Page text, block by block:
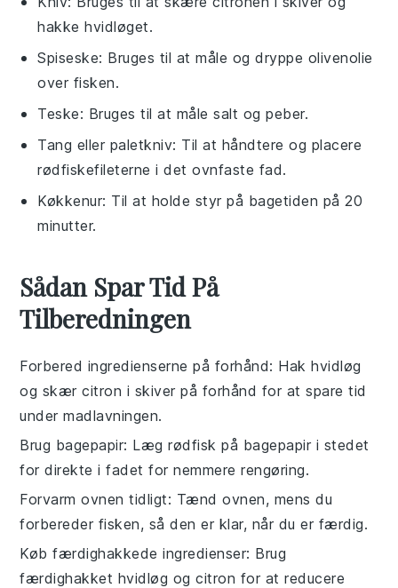
hakke hvidløget.
Spiseske: Bruges til at måle og dryppe olivenolie
over fisken.
Teske: Bruges til at måle salt og peber.
Tang eller paletkniv: Til at håndtere og placere
rødfiskefileterne i det ovnfaste fad.
Køkkenur: Til at holde styr på bagetiden på 20
minutter.
Sådan Spar Tid På
Tilberedningen
Forbered ingredienserne på forhånd: Hakhvidløg
og skærcitron i skiver på forhånd for at spare tid
under madlavningen.
Brug bagepapir: Lægrødfisk på bagepapir i stedet
for direkte i fadet for nemmere rengøring.
Forvarm ovnen tidligt: Tænd ovnen, mens du
forbereder fisken, så den er klar, når du er færdig.
Køb færdighakkede ingredienser: Brug
færdighakket hvidløg ogcitron for at reducere